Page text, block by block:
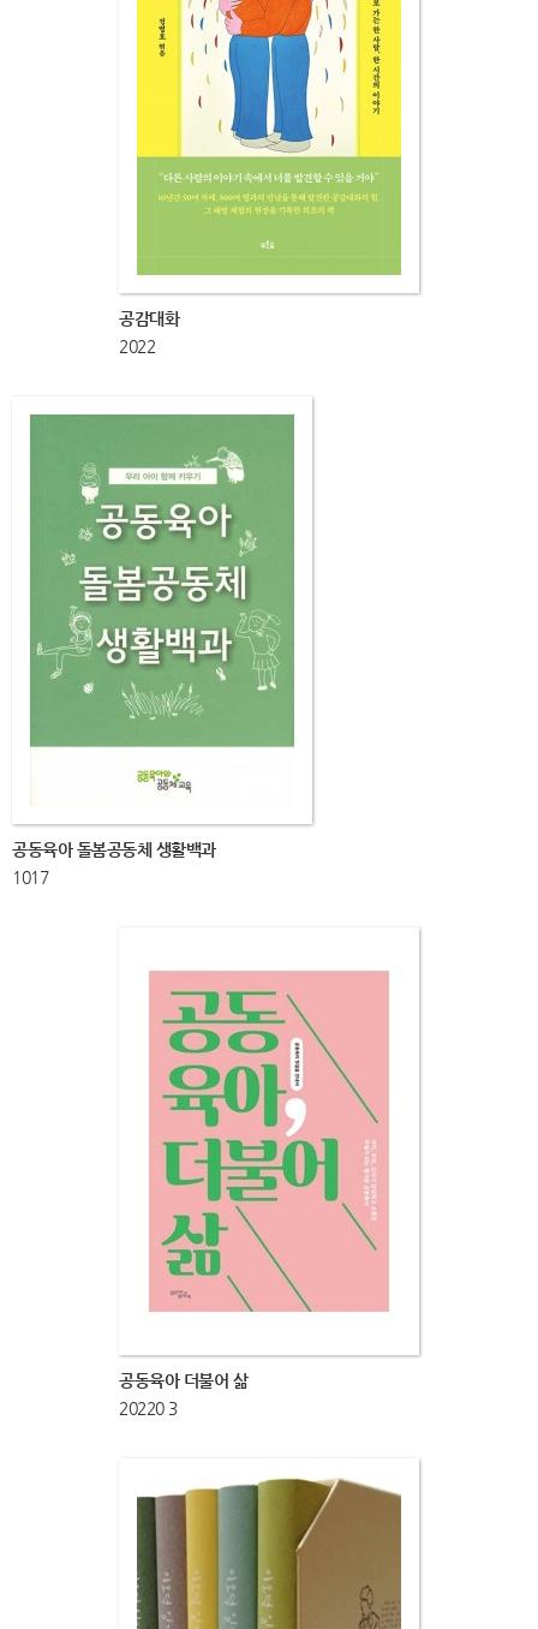
공감대화
2022
공동육아 돌봄공동체 생활백과
1017
공동육아 더불어 삶
20220 3